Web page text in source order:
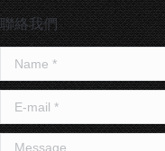
聯絡我們
Name *
E-mail *
Message